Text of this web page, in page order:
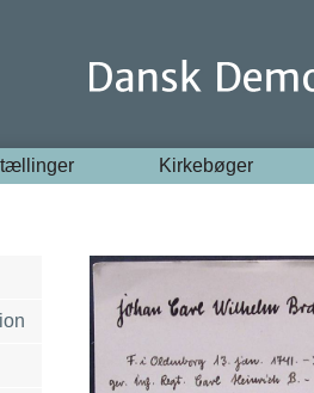
Kirkebøger